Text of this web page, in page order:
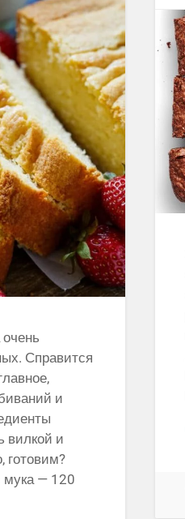
Справится
и
вилкой и
готовим?
мука — 120